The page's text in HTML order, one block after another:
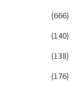
(666)
(140)
(138)
(176)